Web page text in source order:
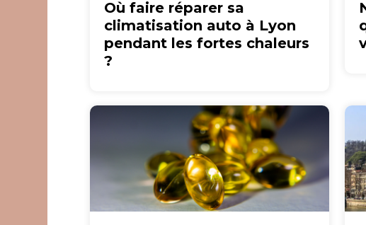
Où faire réparer sa
climatisation auto à Lyon
pendant les fortes chaleurs
?